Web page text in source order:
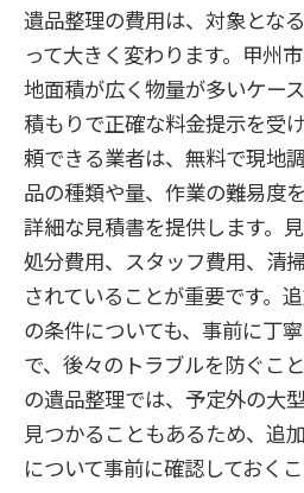
遺品整理の費用は、対象とな
って大きく変わります。甲州
地面積が広く物量が多いケー
積もりで正確な料金提示を受
頼できる業者は、無料で現地
品の種類や量、作業の難易度
詳細な見積書を提供します。
処分費用、スタッフ費用、清
されていることが重要です。
の条件についても、事前に丁
で、後々のトラブルを防ぐこ
の遺品整理では、予定外の大
見つかることもあるため、追
について事前に確認しておく